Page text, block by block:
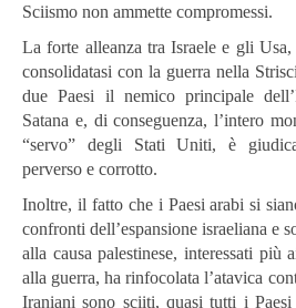
Sciismo non ammette compromessi.
La forte alleanza tra Israele e gli Usa,
consolidatasi con la guerra nella
due Paesi il nemico principale
Satana e, di conseguenza, l’intero
“servo” degli Stati Uniti, è
perverso e corrotto.
Inoltre, il fatto che i Paesi arabi si
confronti dell’espansione israeliana e
alla causa palestinese, interessati
alla guerra, ha rinfocolata l’atavica
Iraniani sono sciiti, quasi tutti i